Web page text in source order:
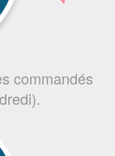
commandés